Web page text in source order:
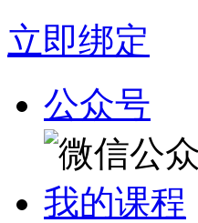
立即绑定
公众号
我的课程